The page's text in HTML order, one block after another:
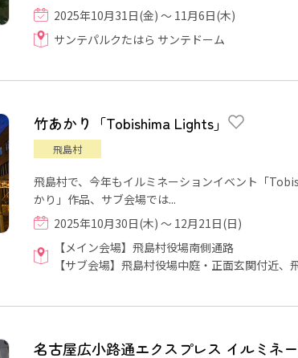
2025年10月31日(金) ～ 11月6日(木)
サンテパルクたはら サンテドーム
竹あかり「Tobishima Lights」
飛島村
飛島村で、今年もイルミネーションイベント「
かり」作品、サブ会場では...
2025年10月30日(木) ～ 12月21日(日)
【メイン会場】飛島村役場南側通路
【サブ会場】飛島村役場中庭・正面玄関付近
名古屋広小路通エクスプレス イルミネ